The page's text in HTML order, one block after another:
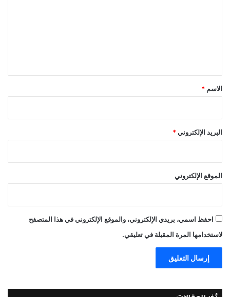
*
الاسم *
البريد الإلكتروني *
الموقع الإلكتروني
احفظ اسمي، بريدي الإلكتروني، والموقع الإلكتروني في هذا المتصفح
لاستخدامها المرة المقبلة في تعليقي.